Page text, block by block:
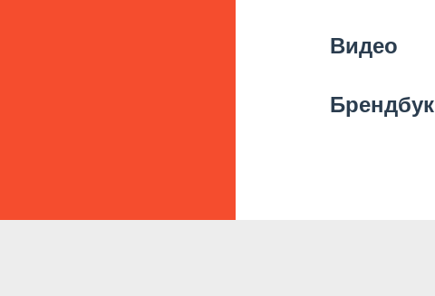
Видео
Брендбук